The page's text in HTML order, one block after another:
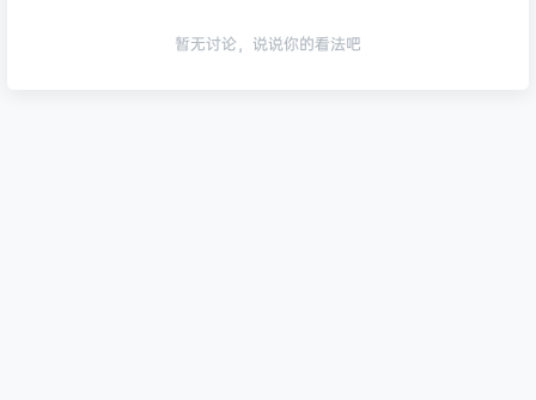
暂无讨论，说说你的看法吧